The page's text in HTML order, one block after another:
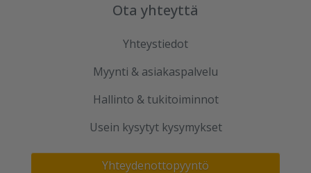
Ota yhteyttä
Yhteystiedot
Myynti & asiakaspalvelu
Hallinto & tukitoiminnot
Usein kysytyt kysymykset
Yhteydenottopyyntö